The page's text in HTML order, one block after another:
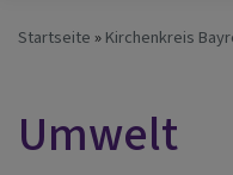
Startseite Kirchenkreis
Umwelt